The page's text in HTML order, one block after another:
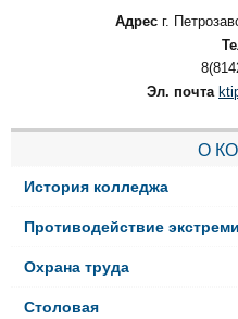
Адрес г.
Эл. почта
О
История колледжа
Противодействие
Охрана труда
Столовая